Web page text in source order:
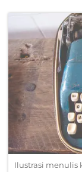
Ilustrasi menulis